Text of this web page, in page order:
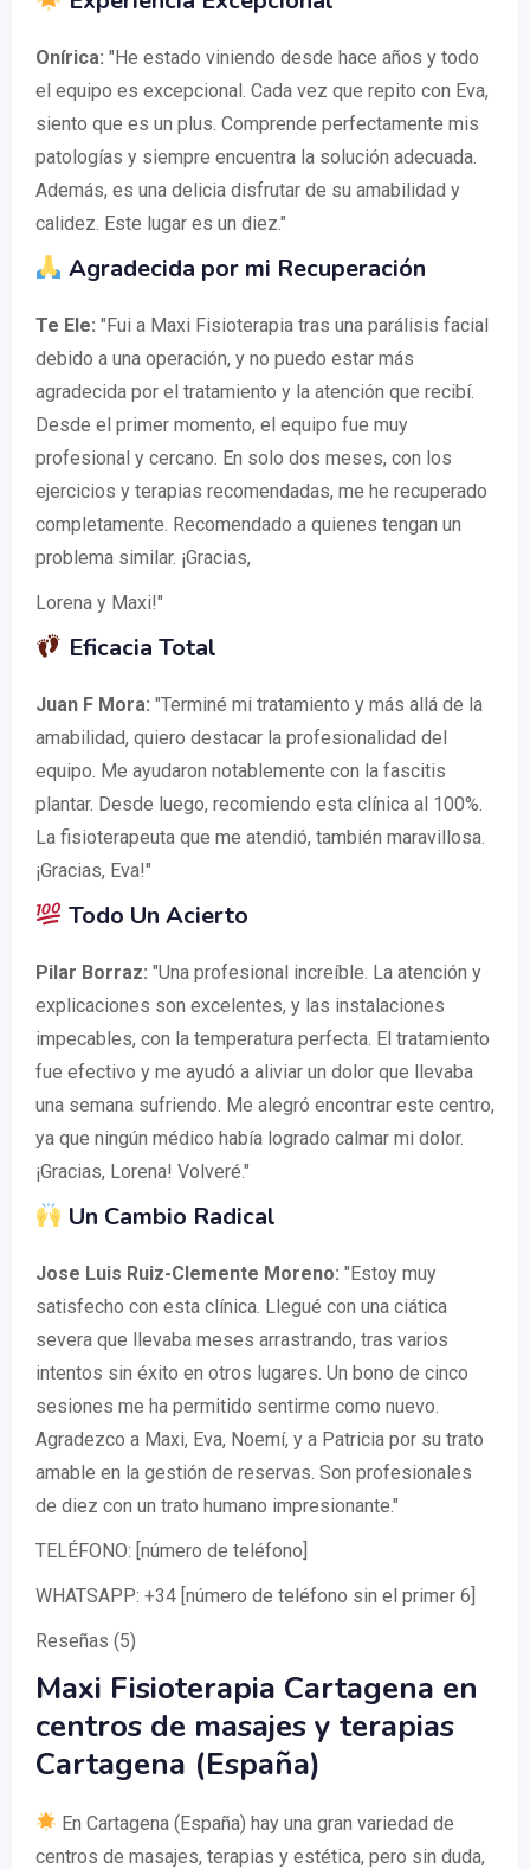
Onírica: "He estado viniendo desde hace años y todo
el equipo es excepcional. Cada vez que repito con Eva,
siento que es un plus. Comprende perfectamente mis
patologías y siempre encuentra la solución adecuada.
Además, es una delicia disfrutar de su amabilidad y
calidez. Este lugar es un diez."
Agradecida por mi Recuperación
Te Ele: "Fui a Maxi Fisioterapia tras una parálisis facial
debido a una operación, y no puedo estar más
agradecida por el tratamiento y la atención que recibí.
Desde el primer momento, el equipo fue muy
profesional y cercano. En solo dos meses, con los
ejercicios y terapias recomendadas, me he recuperado
completamente. Recomendado a quienes tengan un
problema similar. ¡Gracias,
Lorena y Maxi!"
Eficacia Total
Juan F Mora: "Terminé mi tratamiento y más allá de la
amabilidad, quiero destacar la profesionalidad del
equipo. Me ayudaron notablemente con la fascitis
plantar. Desde luego, recomiendo esta clínica al 100%.
La fisioterapeuta que me atendió, también maravillosa.
¡Gracias, Eva!"
Todo Un Acierto
Pilar Borraz: "Una profesional increíble. La atención y
explicaciones son excelentes, y las instalaciones
impecables, con la temperatura perfecta. El tratamiento
fue efectivo y me ayudó a aliviar un dolor que llevaba
una semana sufriendo. Me alegró encontrar este centro,
ya que ningún médico había logrado calmar mi dolor.
¡Gracias, Lorena! Volveré."
Un Cambio Radical
Jose Luis Ruiz-Clemente Moreno: "Estoy muy
satisfecho con esta clínica. Llegué con una ciática
severa que llevaba meses arrastrando, tras varios
intentos sin éxito en otros lugares. Un bono de cinco
sesiones me ha permitido sentirme como nuevo.
Agradezco a Maxi, Eva, Noemí, y a Patricia por su trato
amable en la gestión de reservas. Son profesionales
de diez con un trato humano impresionante."
TELÉFONO: [número de teléfono]
WHATSAPP: +34 [número de teléfono sin el primer 6]
Reseñas (5)
Maxi Fisioterapia Cartagena en
centros de masajes y terapias
Cartagena (España)
En Cartagena (España) hay una gran variedad de
centros de masajes, terapias y estética, pero sin duda,